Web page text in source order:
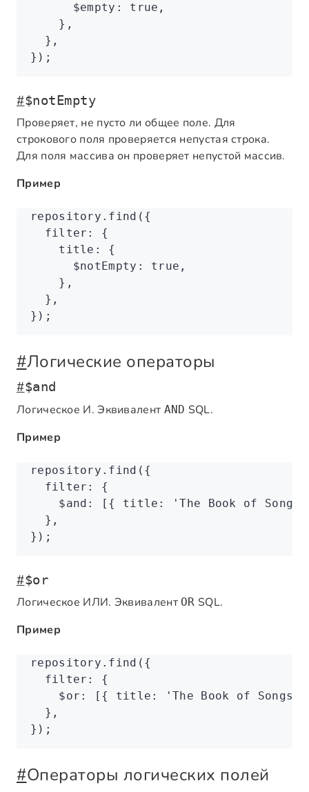
      $empty
: true ,
    }
,
  }
,
});
#$notEmpty
Проверяет, не пусто ли общее поле. Для
строкового поля проверяется непустая строка.
Для поля массива он проверяет непустой массив.
Пример
repository .find ({
  filter
:
{
    title
:
{
      $notEmpty
: true ,
    }
,
  }
,
});
#Логические операторы
#$and
Логическое И. Эквивалент AND SQL.
Пример
repository .find ({
  filter
:
{
    $and
: [{ title : 'The Book of Songs'
  }
,
});
#$or
Логическое ИЛИ. Эквивалент OR SQL.
Пример
repository .find ({
  filter
:
{
    $or
: [{ title : 'The Book of Songs'
  }
,
});
#Операторы логических полей